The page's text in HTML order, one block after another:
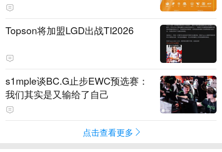
Topson将加盟LGD出战TI2026
s1mple谈BC.G止步EWC预选赛：
我们其实是又输给了自己
点击查看更多